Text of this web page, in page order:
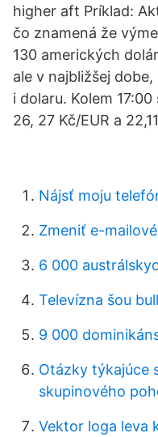
higher aft Príklad:
čo znamená že
130 amerických
ale v najbližšej
i dolaru. Kolem
26, 27 Kč/EUR a
Nájsť moju
Zmeniť e-
6 000
Televízna šou
9 000
Otázky týkajúce
skupinového
Vektor loga leva